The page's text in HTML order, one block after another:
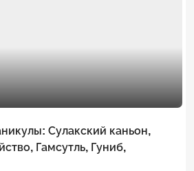
Сулакский каньон,
Гамсутль, Гуниб,